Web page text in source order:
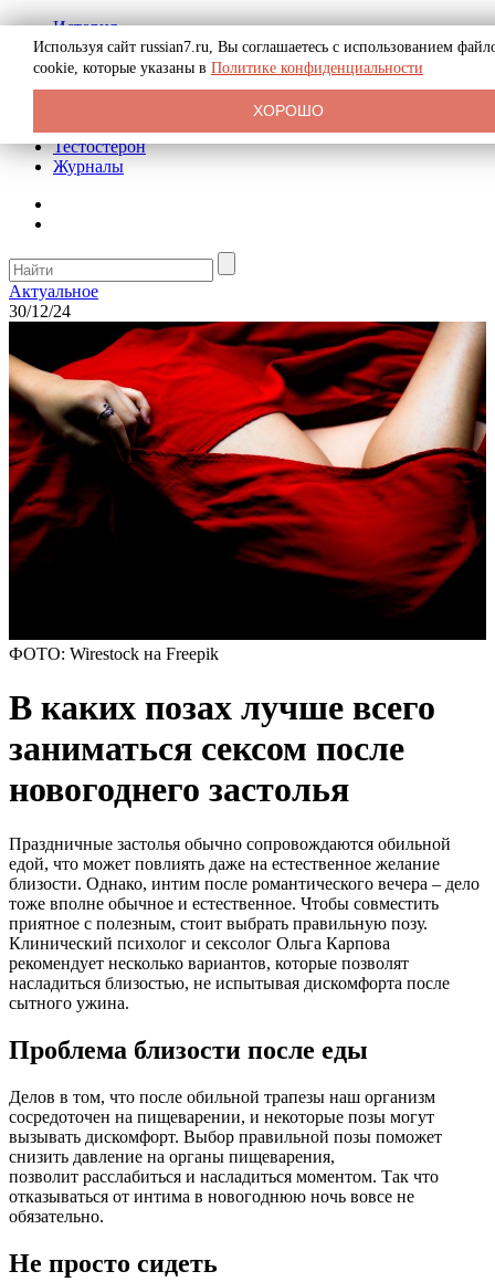
История
Биография
Криминал
Реклама на сайте
Тестостерон
Журналы
Актуальное
30/12/24
ФОТО: Wirestock на Freepik
В каких позах лучше всего
заниматься сексом после
новогоднего застолья
Праздничные застолья обычно сопровождаются обильной
едой, что может повлиять даже на естественное желание
близости. Однако, интим после романтического вечера – дело
тоже вполне обычное и естественное. Чтобы совместить
приятное с полезным, стоит выбрать правильную позу.
Клинический психолог и сексолог Ольга Карпова
рекомендует несколько вариантов, которые позволят
насладиться близостью, не испытывая дискомфорта после
сытного ужина.
Проблема близости после еды
Делов в том, что после обильной трапезы наш организм
сосредоточен на пищеварении, и некоторые позы могут
вызывать дискомфорт. Выбор правильной позы поможет
снизить давление на органы пищеварения,
позволит расслабиться и насладиться моментом. Так что
отказываться от интима в новогоднюю ночь вовсе не
обязательно.
Не просто сидеть
Используя сайт russian7.ru, Вы соглашаетесь с использованием
cookie, которые указаны в Политике конфиденциальности
ХОРОШО